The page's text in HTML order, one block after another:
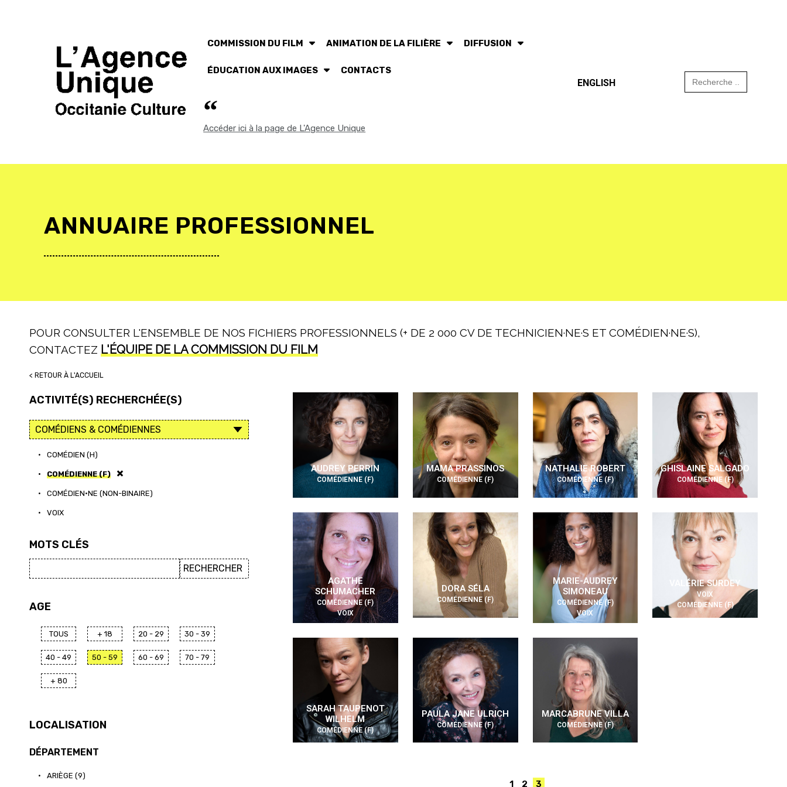
COMMISSION DU FILM ANIMATION DE LA FILIÈRE DIFFUSION
ÉDUCATION AUX IMAGES CONTACTS
Accéder ici à la page de L'Agence Unique
ENGLISH
Search
for:
ANNUAIRE PROFESSIONNEL
POUR CONSULTER L'ENSEMBLE DE NOS FICHIERS PROFESSIONNELS (+ DE 2 000 CV DE TECHNICIEN·NE·S ET COMÉDIEN·NE·S),
CONTACTEZ L'ÉQUIPE DE LA COMMISSION DU FILM
< RETOUR À L'ACCUEIL
ACTIVITÉ(S) RECHERCHÉE(S)
• COMÉDIEN (H)
• COMÉDIENNE (F)
• COMÉDIEN·NE (NON-BINAIRE)
• VOIX
MOTS CLÉS
AGE
TOUS + 18 20 - 29 30 - 39
40 - 49 50 - 59 60 - 69 70 - 79
+ 80
LOCALISATION
DÉPARTEMENT
• ARIÈGE (9)
AUDREY PERRIN
COMÉDIENNE (F)
MAMA PRASSINOS
COMÉDIENNE (F)
NATHALIE ROBERT
COMÉDIENNE (F)
GHISLAINE SALGADO
COMÉDIENNE (F)
AGATHE
SCHUMACHER
COMÉDIENNE (F)
VOIX
DORA SÉLA
COMÉDIENNE (F)
MARIE-AUDREY
SIMONEAU
COMÉDIENNE (F)
VOIX
VALÉRIE SURDEY
VOIX
COMÉDIENNE (F)
SARAH TAUPENOT
WILHELM
COMÉDIENNE (F)
PAULA JANE ULRICH
COMÉDIENNE (F)
MARCABRUNE VILLA
COMÉDIENNE (F)
1 2 3